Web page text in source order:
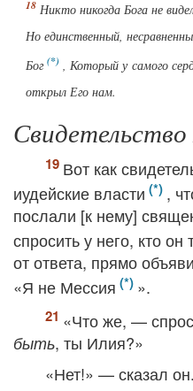
Никто никогда Бога не
Но единственный,
Бог
, Который у самого
открыл Его нам.
Вот как
иудейские власти
,
послали [к нему]
спросить у него, кто он
от ответа, прямо
«Я не Мессия
».
«Что же, —
быть, ты Илия?»
«Нет!» — сказал он.